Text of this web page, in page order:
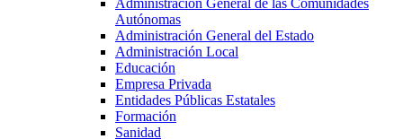
Administración General de las Comunidades
Autónomas
Administración General del Estado
Administración Local
Educación
Empresa Privada
Entidades Públicas Estatales
Formación
Sanidad